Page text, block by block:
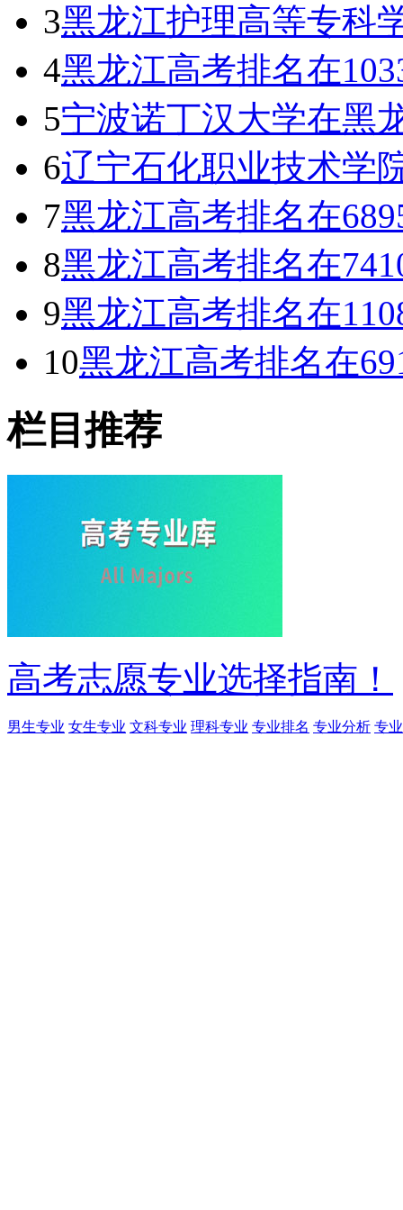
3黑龙江护理高等专科
4黑龙江高考排名在
5宁波诺丁汉大学在黑
6辽宁石化职业技术学
7黑龙江高考排名在
8黑龙江高考排名在
9黑龙江高考排名在
10黑龙江高考排名在
栏目推荐
高考志愿专业选择指南！
男生专业 女生专业 文科专业 理科专业 专业排名 专业分析 专